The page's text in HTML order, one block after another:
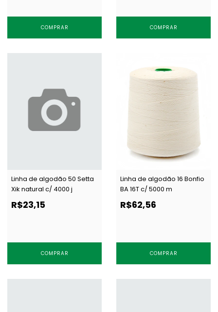
COMPRAR COMPRAR
Linha de algodão 50 Setta
Xik natural c/ 4000 j
R$23,15
COMPRAR
Linha de algodão 16 Bonfio
BA 16T c/ 5000 m
R$62,56
COMPRAR